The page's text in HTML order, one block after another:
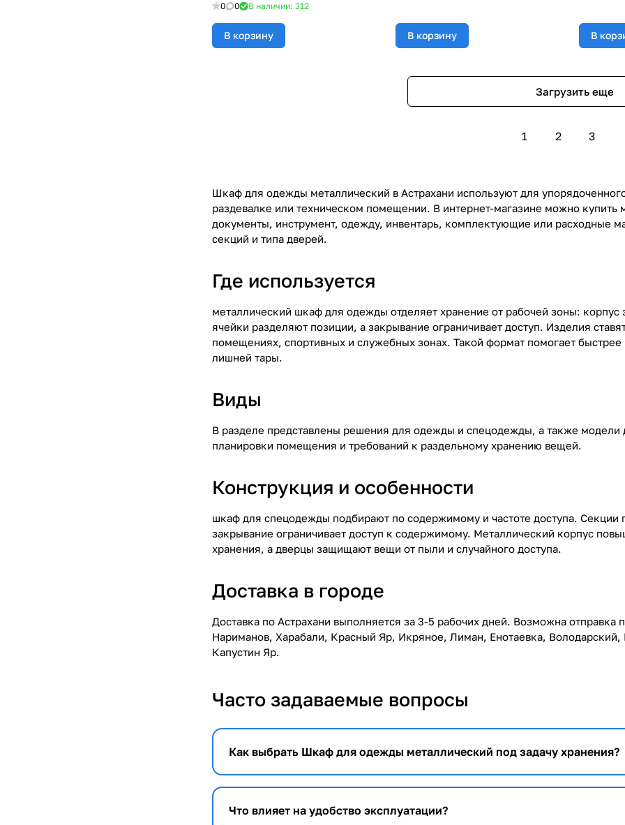
0 0 В наличии: 312
В корзину В корзину В
Загрузить еще
1 2 3
Шкаф для одежды металлический в Астрахани используют для
раздевалке или техническом помещении. В интернет-магазине можно
документы, инструмент, одежду, инвентарь, комплектующие или расходные
секций и типа дверей.
Где используется
металлический шкаф для одежды отделяет хранение от рабочей зоны:
ячейки разделяют позиции, а закрывание ограничивает доступ. Изделия
помещениях, спортивных и служебных зонах. Такой формат помогает
лишней тары.
Виды
В разделе представлены решения для одежды и спецодежды, а также модели
планировки помещения и требований к раздельному хранению вещей.
Конструкция и особенности
шкаф для спецодежды подбирают по содержимому и частоте доступа.
закрывание ограничивает доступ к содержимому. Металлический корпус
хранения, а дверцы защищают вещи от пыли и случайного доступа.
Доставка в городе
Доставка по Астрахани выполняется за 3-5 рабочих дней. Возможна
Нариманов, Харабали, Красный Яр, Икряное, Лиман, Енотаевка,
Капустин Яр.
Часто задаваемые вопросы
Как выбрать Шкаф для одежды металлический под задачу хранения?
Что влияет на удобство эксплуатации?